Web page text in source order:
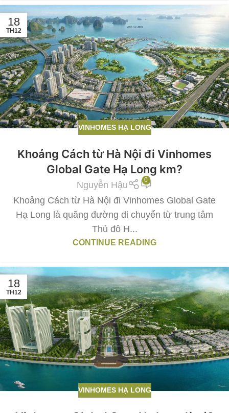
18
TH12
VINHOMES HẠ LONG
Khoảng Cách từ Hà Nội đi Vinhomes
Global Gate Hạ Long km?
Nguyễn Hậu 0
Khoảng Cách từ Hà Nội đi Vinhomes Global Gate
Hạ Long là quãng đường di chuyển từ trung tâm
Thủ đô H...
CONTINUE READING
18
TH12
VINHOMES HẠ LONG